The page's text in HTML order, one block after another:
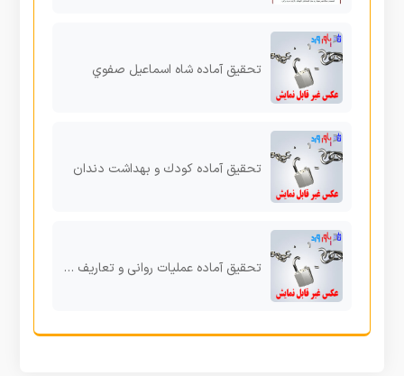
تحقیق آماده شاه اسماعیل صفوي
تحقیق آماده کودك و بهداشت دندان
تحقیق آماده عملیات روانی و تعاریف و انواع آن